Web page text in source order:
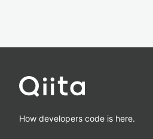
How developers code is here.